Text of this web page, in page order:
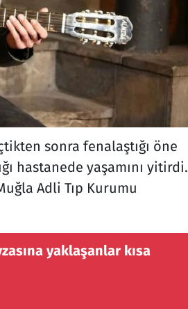
sonra fenalaştığı öne
hastanede yaşamını yitirdi.
Adli Tıp Kurumu
yaklaşanlar kısa